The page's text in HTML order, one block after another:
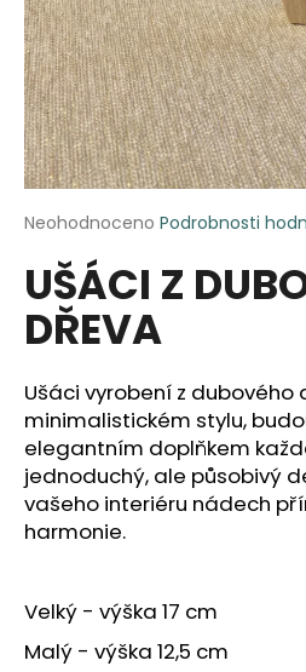
Průměrné
produktu
je
0,0
hvězdiček.
Neohodnoceno Podrobnosti
UŠÁCI Z
DŘEVA
Ušáci vyrobení z dubového
minimalistickém stylu,
elegantním doplňkem
jednoduchý, ale působivý
vašeho interiéru nádech
harmonie.
Velký - výška 17 cm
Malý - výška 12,5 cm
a
j
í
t
?
HLEDAT
D
o
p
o
r
u
č
j
e
m